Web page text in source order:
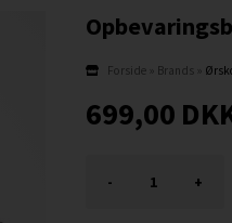
Forside» Brands»
699,00
- +